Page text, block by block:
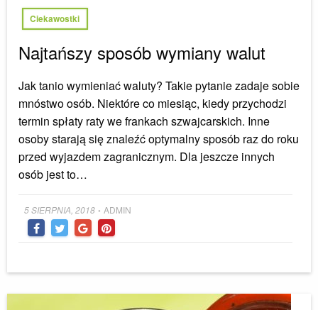
Ciekawostki
Najtańszy sposób wymiany walut
Jak tanio wymieniać waluty? Takie pytanie zadaje sobie
mnóstwo osób. Niektóre co miesiąc, kiedy przychodzi
termin spłaty raty we frankach szwajcarskich. Inne
osoby starają się znaleźć optymalny sposób raz do roku
przed wyjazdem zagranicznym. Dla jeszcze innych
osób jest to…
Posted
on
5 SIERPNIA, 2018 • ADMIN